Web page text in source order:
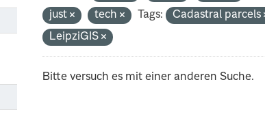
just
tech Tags: Cadastral parcels
LeipziGIS
Bitte versuch es mit einer anderen Suche.